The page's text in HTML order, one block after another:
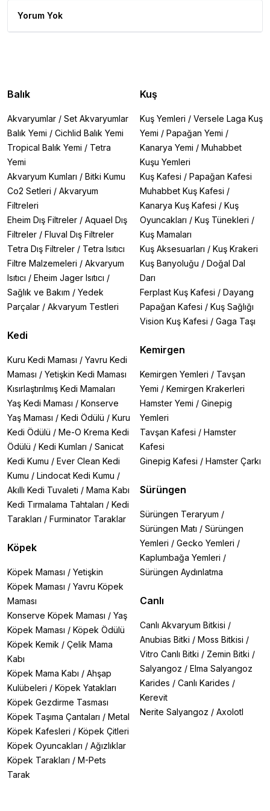
Yorum Yok
Balık
Akvaryumlar / Set Akvaryumlar
Balık Yemi / Cichlid Balık Yemi
Tropical Balık Yemi / Tetra
Yemi
Akvaryum Kumları / Bitki Kumu
Co2 Setleri / Akvaryum
Filtreleri
Eheim Dış Filtreler / Aquael Dış
Filtreler / Fluval Dış Filtreler
Tetra Dış Filtreler / Tetra Isıtıcı
Filtre Malzemeleri / Akvaryum
Isıtıcı / Eheim Jager Isıtıcı /
Sağlık ve Bakım / Yedek
Parçalar / Akvaryum Testleri
Kedi
Kuru Kedi Maması / Yavru Kedi
Maması / Yetişkin Kedi Maması
Kısırlaştırılmış Kedi Mamaları
Yaş Kedi Maması / Konserve
Yaş Maması / Kedi Ödülü / Kuru
Kedi Ödülü / Me-O Krema Kedi
Ödülü / Kedi Kumları / Sanicat
Kedi Kumu / Ever Clean Kedi
Kumu / Lindocat Kedi Kumu /
Akıllı Kedi Tuvaleti / Mama Kabı
Kedi Tırmalama Tahtaları / Kedi
Tarakları / Furminator Taraklar
Köpek
Köpek Maması / Yetişkin
Köpek Maması / Yavru Köpek
Maması
Konserve Köpek Maması / Yaş
Köpek Maması / Köpek Ödülü
Köpek Kemik / Çelik Mama
Kabı
Köpek Mama Kabı / Ahşap
Kulübeleri / Köpek Yatakları
Köpek Gezdirme Tasması
Köpek Taşıma Çantaları / Metal
Köpek Kafesleri / Köpek Çitleri
Köpek Oyuncakları / Ağızlıklar
Köpek Tarakları / M-Pets
Tarak
Kuş
Kuş Yemleri / Versele Laga Kuş
Yemi / Papağan Yemi /
Kanarya Yemi / Muhabbet
Kuşu Yemleri
Kuş Kafesi / Papağan Kafesi
Muhabbet Kuş Kafesi /
Kanarya Kuş Kafesi / Kuş
Oyuncakları / Kuş Tünekleri /
Kuş Mamaları
Kuş Aksesuarları / Kuş Krakeri
Kuş Banyoluğu / Doğal Dal
Darı
Ferplast Kuş Kafesi / Dayang
Papağan Kafesi / Kuş Sağlığı
Vision Kuş Kafesi / Gaga Taşı
Kemirgen
Kemirgen Yemleri / Tavşan
Yemi / Kemirgen Krakerleri
Hamster Yemi / Ginepig
Yemleri
Tavşan Kafesi / Hamster
Kafesi
Ginepig Kafesi / Hamster Çarkı
Sürüngen
Sürüngen Teraryum /
Sürüngen Matı / Sürüngen
Yemleri / Gecko Yemleri /
Kaplumbağa Yemleri /
Sürüngen Aydınlatma
Canlı
Canlı Akvaryum Bitkisi /
Anubias Bitki / Moss Bitkisi /
Vitro Canlı Bitki / Zemin Bitki /
Salyangoz / Elma Salyangoz
Karides / Canlı Karides /
Kerevit
Nerite Salyangoz / Axolotl